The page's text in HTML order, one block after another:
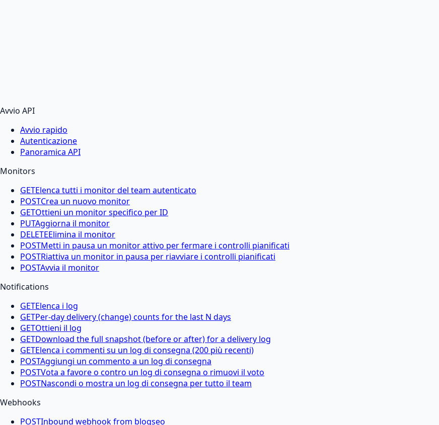
Avvio API
Avvio rapido
Autenticazione
Panoramica API
Monitors
GETElenca tutti i monitor del team autenticato
POSTCrea un nuovo monitor
GETOttieni un monitor specifico per ID
PUTAggiorna il monitor
DELETEElimina il monitor
POSTMetti in pausa un monitor attivo per fermare i controlli pianificati
POSTRiattiva un monitor in pausa per riavviare i controlli pianificati
POSTAvvia il monitor
Notifications
GETElenca i log
GETPer-day delivery (change) counts for the last N days
GETOttieni il log
GETDownload the full snapshot (before or after) for a delivery log
GETElenca i commenti su un log di consegna (200 più recenti)
POSTAggiungi un commento a un log di consegna
POSTVota a favore o contro un log di consegna o rimuovi il voto
POSTNascondi o mostra un log di consegna per tutto il team
Webhooks
POSTInbound webhook from blogseo